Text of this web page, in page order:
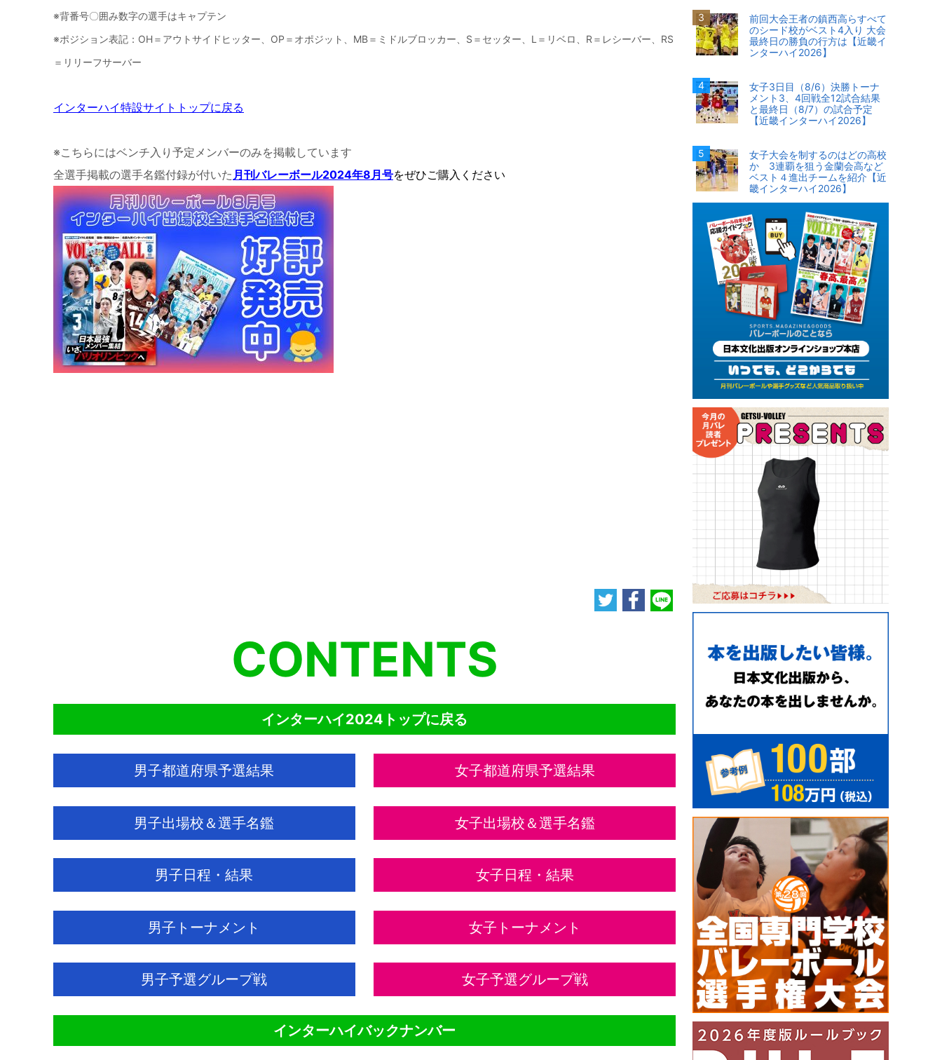
※背番号〇囲み数字の選手はキャプテン
※ポジション表記：OH＝アウトサイドヒッター、OP＝オポジット、MB＝ミドルブロッカー、S＝セッター、L＝リベロ、R＝レシーバー、RS
＝リリーフサーバー
インターハイ特設サイトトップに戻る
※こちらにはベンチ入り予定メンバーのみを掲載しています
全選手掲載の選手名鑑付録が付いた 月刊バレーボール2024年8月号をぜひご購入ください
CONTENTS
インターハイ2024トップに戻る
男子都道府県予選結果 女子都道府県予選結果
男子出場校＆選手名鑑 女子出場校＆選手名鑑
男子日程・結果 女子日程・結果
男子トーナメント 女子トーナメント
男子予選グループ戦 女子予選グループ戦
インターハイバックナンバー
前回大会王者の鎮西高らすべて
のシード校がベスト4入り 大会
最終日の勝負の行方は【近畿イ
ンターハイ2026】
女子3日目（8/6）決勝トーナ
メント3、4回戦全12試合結果
と最終日（8/7）の試合予定
【近畿インターハイ2026】
女子大会を制するのはどの高校
か 3連覇を狙う金蘭会高など
ベスト４進出チームを紹介【近
畿インターハイ2026】